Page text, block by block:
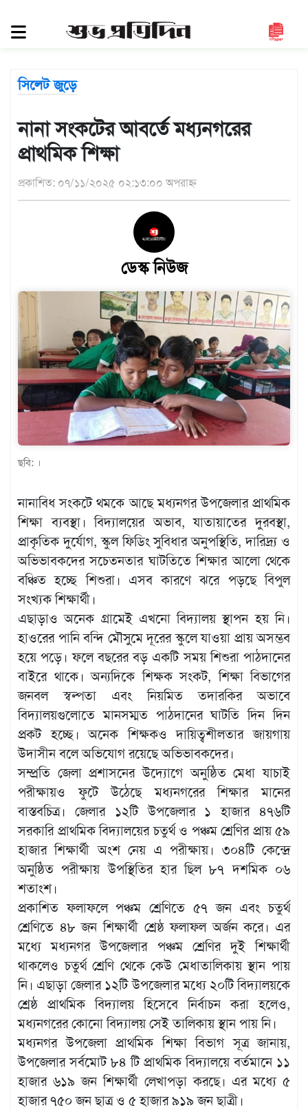
সিলেট
মৌলভীবাজার
হবিগঞ্জ
জাতীয়
রাজনীতি
গণমাধ্যম
খেলাধুলা
বিনোদন
এক্সক্লুসিভ
শিক্ষাঙ্গন
মতামত
লাইফস্টাইল
সিলেট জুড়ে
নানা সংকটের আবর্তে মধ্যনগরের
প্রাথমিক শিক্ষা
প্রকাশিত: ০৭/১১/২০২৫ ০২:১৩:০০ অপরাহ্ন
ডেস্ক নিউজ
ছবি: ।
নানাবিধ সংকটে থমকে আছে মধ্যনগর উপজেলার প্রাথমিক
শিক্ষা ব্যবস্থা। বিদ্যালয়ের অভাব, যাতায়াতের দুরবস্থা,
প্রাকৃতিক দুর্যোগ, স্কুল ফিডিং সুবিধার অনুপস্থিতি, দারিদ্র্য ও
অভিভাবকদের সচেতনতার ঘাটতিতে শিক্ষার আলো থেকে
বঞ্চিত হচ্ছে শিশুরা। এসব কারণে ঝরে পড়ছে বিপুল
সংখ্যক শিক্ষার্থী।
এছাড়াও অনেক গ্রামেই এখনো বিদ্যালয় স্থাপন হয় নি।
হাওরের পানি বন্দি মৌসুমে দূরের স্কুলে যাওয়া প্রায় অসম্ভব
হয়ে পড়ে। ফলে বছরের বড় একটি সময় শিশুরা পাঠদানের
বাইরে থাকে। অন্যদিকে শিক্ষক সংকট, শিক্ষা বিভাগের
জনবল স্বল্পতা এবং নিয়মিত তদারকির অভাবে
বিদ্যালয়গুলোতে মানসম্মত পাঠদানের ঘাটতি দিন দিন
প্রকট হচ্ছে। অনেক শিক্ষকও দায়িত্বশীলতার জায়গায়
উদাসীন বলে অভিযোগ রয়েছে অভিভাবকদের।
সম্প্রতি জেলা প্রশাসনের উদ্যোগে অনুষ্ঠিত মেধা যাচাই
পরীক্ষায়ও ফুটে উঠেছে মধ্যনগরের শিক্ষার মানের
বাস্তবচিত্র। জেলার ১২টি উপজেলার ১ হাজার ৪৭৬টি
সরকারি প্রাথমিক বিদ্যালয়ের চতুর্থ ও পঞ্চম শ্রেণির প্রায় ৫৯
হাজার শিক্ষার্থী অংশ নেয় এ পরীক্ষায়। ৩০৪টি কেন্দ্রে
অনুষ্ঠিত পরীক্ষায় উপস্থিতির হার ছিল ৮৭ দশমিক ০৬
শতাংশ।
প্রকাশিত ফলাফলে পঞ্চম শ্রেণিতে ৫৭ জন এবং চতুর্থ
শ্রেণিতে ৪৮ জন শিক্ষার্থী শ্রেষ্ঠ ফলাফল অর্জন করে। এর
মধ্যে মধ্যনগর উপজেলার পঞ্চম শ্রেণির দুই শিক্ষার্থী
থাকলেও চতুর্থ শ্রেণি থেকে কেউ মেধাতালিকায় স্থান পায়
নি। এছাড়া জেলার ১২টি উপজেলার মধ্যে ২০টি বিদ্যালয়কে
শ্রেষ্ঠ প্রাথমিক বিদ্যালয় হিসেবে নির্বাচন করা হলেও,
মধ্যনগরের কোনো বিদ্যালয় সেই তালিকায় স্থান পায় নি।
মধ্যনগর উপজেলা প্রাথমিক শিক্ষা বিভাগ সূত্র জানায়,
উপজেলার সর্বমোট ৮৪ টি প্রাথমিক বিদ্যালয়ে বর্তমানে ১১
হাজার ৬১৯ জন শিক্ষার্থী লেখাপড়া করছে। এর মধ্যে ৫
হাজার ৭৫০ জন ছাত্র ও ৫ হাজার ৯১৯ জন ছাত্রী।